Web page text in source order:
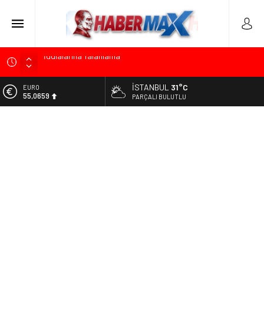
Başkan Orhan Çerkez duyurdu: Çekmeköy’de Gençlik
CHP’li Önder Ulutaş’tan Üsküdar Başkan Vekili Seçimine
Sert Tepki: “Halkın İradesini Yok Sayma Çabası”
ALTIN
6.521,17
İSTANBUL 31°C
PARÇALI BULUTLU